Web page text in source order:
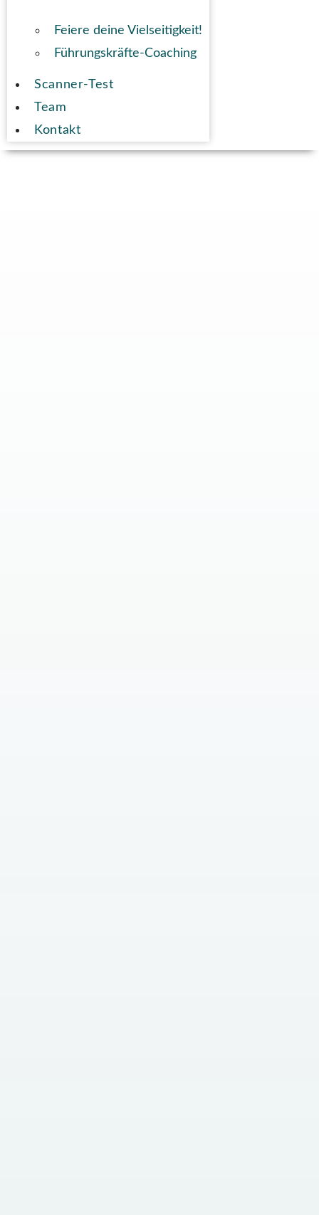
Feiere deine Vielseitigkeit!
Führungskräfte-Coaching
Scanner-Test
Team
Kontakt